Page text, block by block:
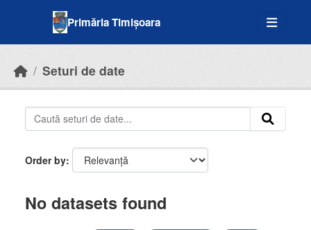
Primăria Timișoara
Seturi de date
Order by
No datasets found